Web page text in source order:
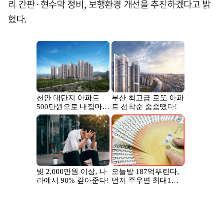
리 간판·현수막 정비, 보행환경 개선을 추진하겠다고 밝
혔다.